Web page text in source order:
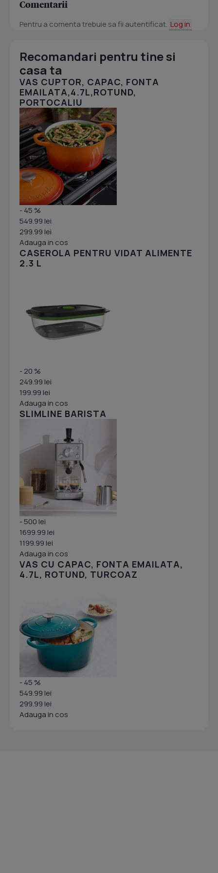
Comentarii
Pentru a comenta trebuie sa fii autentificat. Log in
Recomandari pentru tine si
casa ta
VAS CUPTOR, CAPAC, FONTA
EMAILATA,4.7L,ROTUND,
PORTOCALIU
- 45 %
549.99 lei
299.99 lei
Adauga in cos
CASEROLA PENTRU VIDAT ALIMENTE
2.3 L
- 20 %
249.99 lei
199.99 lei
Adauga in cos
SLIMLINE BARISTA
- 500 lei
1699.99 lei
1199.99 lei
Adauga in cos
VAS CU CAPAC, FONTA EMAILATA,
4.7L, ROTUND, TURCOAZ
- 45 %
549.99 lei
299.99 lei
Adauga in cos